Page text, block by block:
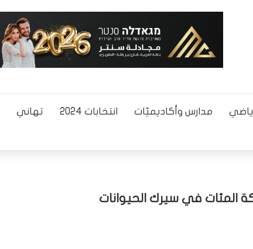
مدارس وأكاديميّات انتخابات 2024 تهاني
المئات في سيرك الحيوانات